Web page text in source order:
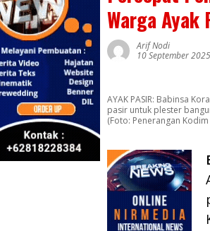
Warga Ayak
Arif Nodi
10 September 2025
AYAK PASIR: Babinsa
pasir untuk plester
(Foto: Penerangan